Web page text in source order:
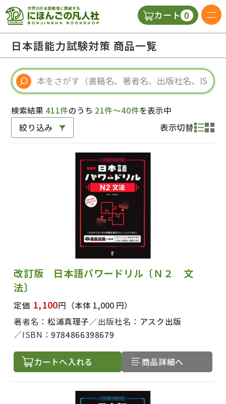
カート 0
日本語の教科書
視聴覚・補助教材
教師用参考書
日本語能力試験対策 商品一覧
検索結果 411件のうち 21件～40件を表示中
絞り込み 表示切替
改訂版 日本語パワードリル〔Ｎ２ 文
法〕
定価 1,100円 （本体 1,000 円）
著者名： 松浦真理子 出版社名： アスク出版
ISBN：9784866398679
カートへ入れる 商品詳細へ